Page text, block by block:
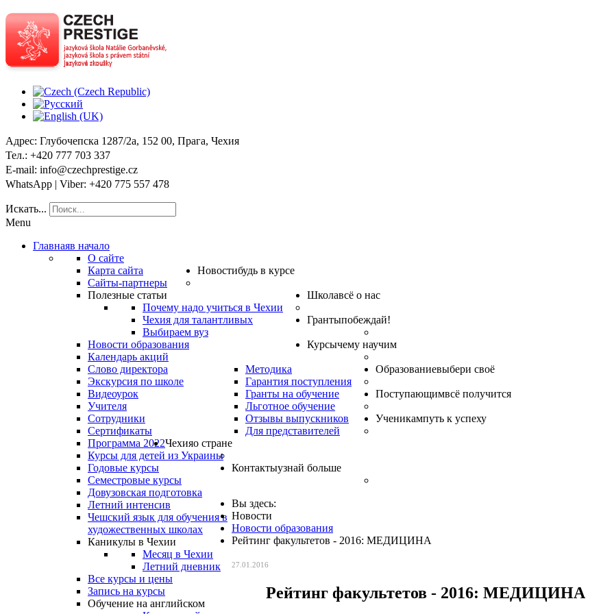
Адрес: Глубочепска 1287/2a, 152 00, Прага, Чехия
Тел.: +420 777 703 337
E-mail: info@czechprestige.cz
WhatsApp | Viber: +420 775 557 478
Искать...
Menu
Главнаяв начало
О сайте
Карта сайта
Сайты-партнеры
Новостибудь в курсе
Полезные статьи
Почему надо учиться в Чехии
Чехия для талантливых
Выбираем вуз
Новости образования
Календарь акций
Школавсё о нас
Слово директора
Экскурсия по школе
Видеоурок
Учителя
Сотрудники
Сертификаты
Методика
Гарантия поступления
Гранты на обучение
Льготное обучение
Отзывы выпускников
Для представителей
Грантыпобеждай!
Программа 2022
Курсычему научим
Курсы для детей из Украины
Годовые курсы
Семестровые курсы
Довузовская подготовка
Летний интенсив
Чешский язык для обучения в
художественных школах
Каникулы в Чехии
Месяц в Чехии
Летний дневник
Все курсы и цены
Запись на курсы
Образованиевыбери своё
Обучение на английском
Поступающимвсё получится
Ученикампуть к успеху
Чехияо стране
Контактыузнай больше
Вы здесь:
Новости
Новости образования
Рейтинг факультетов - 2016: МЕДИЦИНА
27.01.2016
Рейтинг факультетов - 2016: МЕДИЦИНА